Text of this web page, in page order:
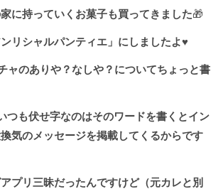
に持っていくお菓子も買ってきました🎁
リシャルパンティエ」にしましたよ♥️
ャのありや？なしや？についてちょっと書
いつも伏せ字なのはそのワードを書くとイン
気のメッセージを掲載してくるからです
プリ三昧だったんですけど（元カレと別